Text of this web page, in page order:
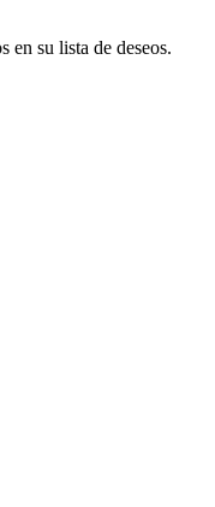
en su lista de deseos.